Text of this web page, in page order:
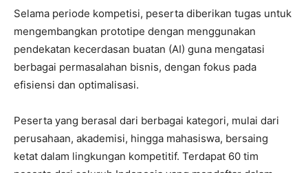
Selama periode kompetisi, peserta diberikan tugas untuk
mengembangkan prototipe dengan menggunakan
pendekatan kecerdasan buatan (AI) guna mengatasi
berbagai permasalahan bisnis, dengan fokus pada
efisiensi dan optimalisasi.
Peserta yang berasal dari berbagai kategori, mulai dari
perusahaan, akademisi, hingga mahasiswa, bersaing
ketat dalam lingkungan kompetitif. Terdapat 60 tim